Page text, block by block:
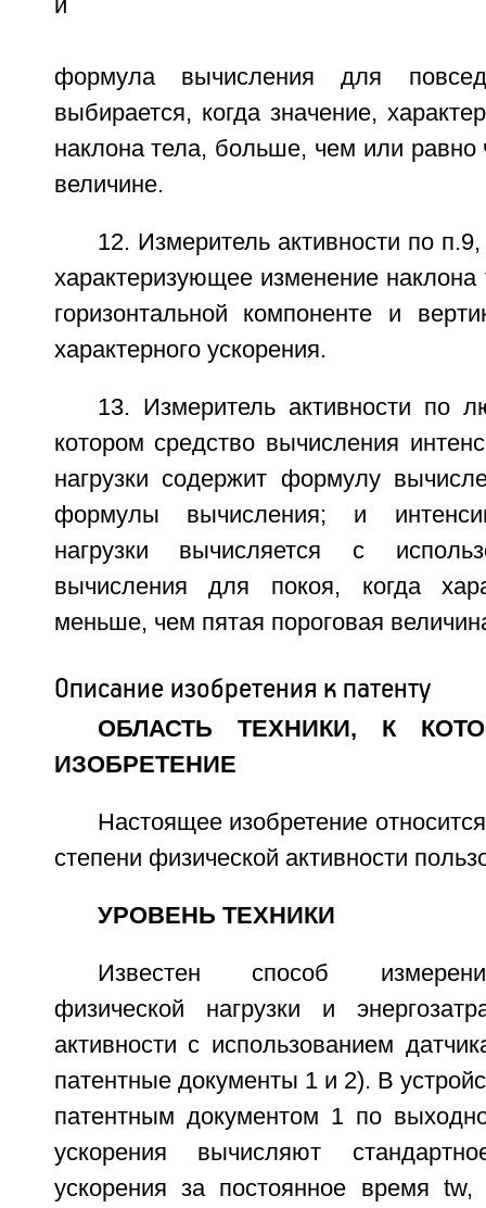
и
формула вычисления для
выбирается, когда значение,
наклона тела, больше, чем или равно
величине.
12. Измеритель активности по
характеризующее изменение
горизонтальной компоненте и
характерного ускорения.
13. Измеритель активности по
котором средство вычисления
нагрузки содержит формулу
формулы вычисления; и
нагрузки вычисляется с
вычисления для покоя, когда
меньше, чем пятая пороговая
Описание изобретения к патенту
ОБЛАСТЬ ТЕХНИКИ, К
ИЗОБРЕТЕНИЕ
Настоящее изобретение
степени физической активности
УРОВЕНЬ ТЕХНИКИ
Известен способ
физической нагрузки и
активности с использованием
патентные документы 1 и 2). В
патентным документом 1 по
ускорения вычисляют
ускорения за постоянное время tw,